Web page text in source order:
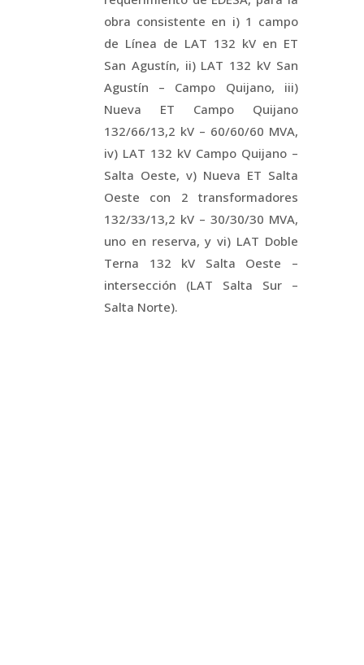
obra consistente en i) 1 campo
de Línea de LAT 132 kV en ET
San Agustín, ii) LAT 132 kV San
Agustín – Campo Quijano, iii)
Nueva ET Campo Quijano
132/66/13,2 kV – 60/60/60 MVA,
iv) LAT 132 kV Campo Quijano –
Salta Oeste, v) Nueva ET Salta
Oeste con 2 transformadores
132/33/13,2 kV – 30/30/30 MVA,
uno en reserva, y vi) LAT Doble
Terna 132 kV Salta Oeste –
intersección (LAT Salta Sur –
Salta Norte).